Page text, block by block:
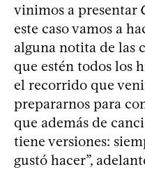
vinimos a presentar
este caso vamos a
alguna notita de las
que estén todos los
el recorrido que
prepararnos para
que además de
tiene versiones:
gustó hacer”,